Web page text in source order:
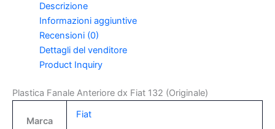
Descrizione
Informazioni aggiuntive
Recensioni (0)
Dettagli del venditore
Product Inquiry
Plastica Fanale Anteriore dx Fiat 132 (Originale)
Marca
Fiat